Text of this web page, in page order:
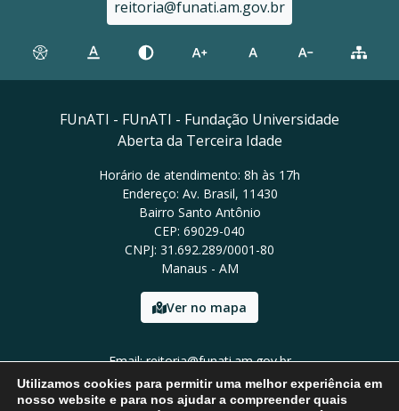
reitoria@funati.am.gov.br
FUnATI - FUnATI - Fundação Universidade
Aberta da Terceira Idade
Horário de atendimento: 8h às 17h
Endereço: Av. Brasil, 11430
Bairro Santo Antônio
CEP: 69029-040
CNPJ: 31.692.289/0001-80
Manaus - AM
Ver no mapa
Email: reitoria@funati.am.gov.br
Tel: (92)98112-5295
Utilizamos cookies para permitir uma melhor experiência em
nosso website e para nos ajudar a compreender quais